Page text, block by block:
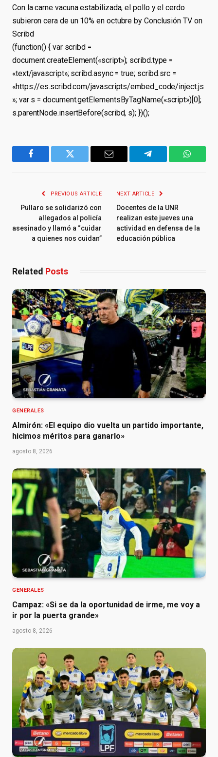
Con la carne vacuna estabilizada, el pollo y el cerdo
subieron cera de un 10% en octubre by Conclusión TV on
Scribd
(function() { var scribd =
document.createElement(«script»); scribd.type =
«text/javascript»; scribd.async = true; scribd.src =
«https://es.scribd.com/javascripts/embed_code/inject.js
»; var s = document.getElementsByTagName(«script»)[0];
s.parentNode.insertBefore(scribd, s); })();
Facebook Twitter Email Telegram
PREVIOUS ARTICLE
Pullaro se solidarizó con
allegados al policía
asesinado y llamó a “cuidar
a quienes nos cuidan”
NEXT ARTICLE
Docentes de la UNR
realizan este jueves una
actividad en defensa de la
educación pública
Related Posts
GENERALES
Almirón: «El equipo dio vuelta un partido importante,
hicimos méritos para ganarlo»
agosto 8, 2026
GENERALES
Campaz: «Si se da la oportunidad de irme, me voy a
ir por la puerta grande»
agosto 8, 2026